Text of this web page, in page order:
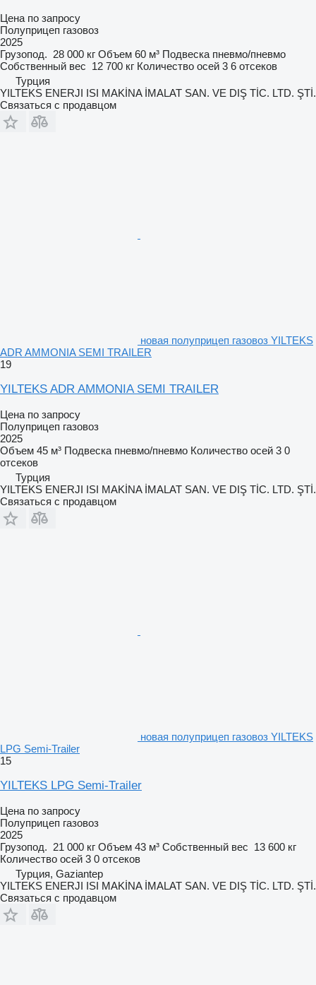
Цена по запросу
Полуприцеп газовоз
2025
Грузопод. 28 000 кг Объем 60 м³ Подвеска пневмо/пневмо
Собственный вес 12 700 кг Количество осей 3 6 отсеков
Турция
YILTEKS ENERJI ISI MAKİNA İMALAT SAN. VE DIŞ TİC. LTD. ŞTİ.
Связаться с продавцом
новая полуприцеп газовоз YILTEKS
ADR AMMONIA SEMI TRAILER
19
YILTEKS ADR AMMONIA SEMI TRAILER
Цена по запросу
Полуприцеп газовоз
2025
Объем 45 м³ Подвеска пневмо/пневмо Количество осей 3 0
отсеков
Турция
YILTEKS ENERJI ISI MAKİNA İMALAT SAN. VE DIŞ TİC. LTD. ŞTİ.
Связаться с продавцом
новая полуприцеп газовоз YILTEKS
LPG Semi-Trailer
15
YILTEKS LPG Semi-Trailer
Цена по запросу
Полуприцеп газовоз
2025
Грузопод. 21 000 кг Объем 43 м³ Собственный вес 13 600 кг
Количество осей 3 0 отсеков
Турция, Gaziantep
YILTEKS ENERJI ISI MAKİNA İMALAT SAN. VE DIŞ TİC. LTD. ŞTİ.
Связаться с продавцом